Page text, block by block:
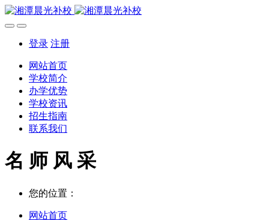
登录 注册
网站首页
学校简介
办学优势
学校资讯
招生指南
联系我们
名 师 风 采
您的位置：
网站首页